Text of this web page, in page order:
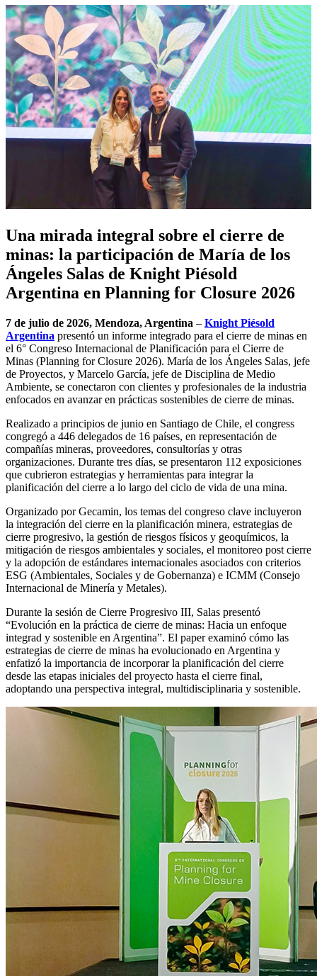
Una mirada integral sobre el cierre de
minas: la participación de María de los
Ángeles Salas de Knight Piésold
Argentina en Planning for Closure 2026
7 de julio de 2026, Mendoza, Argentina – Knight Piésold
Argentina presentó un informe integrado para el cierre de minas en
el 6° Congreso Internacional de Planificación para el Cierre de
Minas (Planning for Closure 2026). María de los Ángeles Salas, jefe
de Proyectos, y Marcelo García, jefe de Disciplina de Medio
Ambiente, se conectaron con clientes y profesionales de la industria
enfocados en avanzar en prácticas sostenibles de cierre de minas.
Realizado a principios de junio en Santiago de Chile, el congress
congregó a 446 delegados de 16 países, en representación de
compañías mineras, proveedores, consultorías y otras
organizaciones. Durante tres días, se presentaron 112 exposiciones
que cubrieron estrategias y herramientas para integrar la
planificación del cierre a lo largo del ciclo de vida de una mina.
Organizado por Gecamin, los temas del congreso clave incluyeron
la integración del cierre en la planificación minera, estrategias de
cierre progresivo, la gestión de riesgos físicos y geoquímicos, la
mitigación de riesgos ambientales y sociales, el monitoreo post cierre
y la adopción de estándares internacionales asociados con criterios
ESG (Ambientales, Sociales y de Gobernanza) e ICMM (Consejo
Internacional de Minería y Metales).
Durante la sesión de Cierre Progresivo III, Salas presentó
“Evolución en la práctica de cierre de minas: Hacia un enfoque
integrad y sostenible en Argentina”. El paper examinó cómo las
estrategias de cierre de minas ha evolucionado en Argentina y
enfatizó la importancia de incorporar la planificación del cierre
desde las etapas iniciales del proyecto hasta el cierre final,
adoptando una perspectiva integral, multidisciplinaria y sostenible.